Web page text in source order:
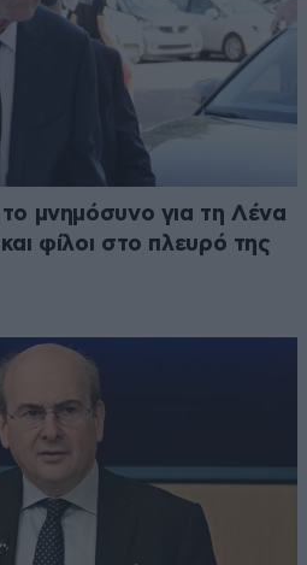
μνημόσυνο για τη Λένα
φίλοι στο πλευρό της